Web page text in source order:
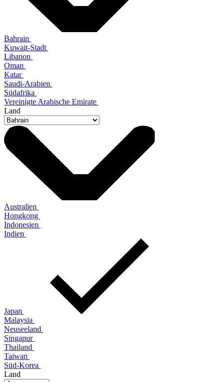
Bahrain
Kuwait-Stadt
Libanon
Oman
Katar
Saudi-Arabien
Südafrika
Vereinigte Arabische Emirate
Land
Australien
Hongkong
Indonesien
Indien
Japan
Malaysia
Neuseeland
Singapur
Thailand
Taiwan
Süd-Korea
Land